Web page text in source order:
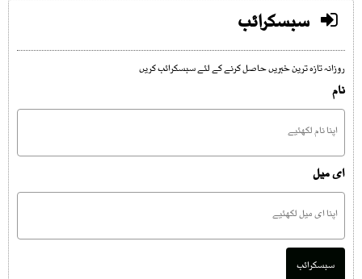
سبسکرائب
روزانہ تازہ ترین خبریں حاصل کرنے کے لئے سبسکرائب کریں
نام
ای میل
سبسکرائب